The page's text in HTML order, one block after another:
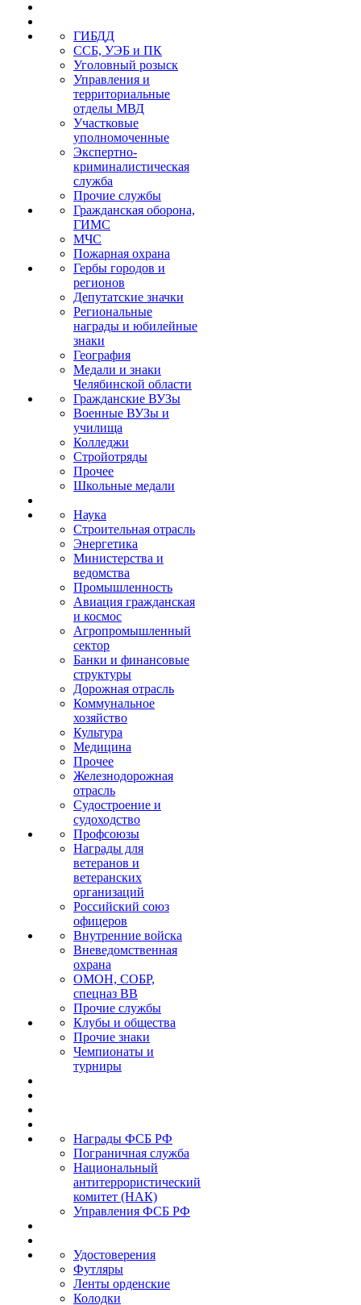
ГИБДД
ССБ, УЭБ и ПК
Уголовный розыск
Управления и
территориальные
отделы МВД
Участковые
уполномоченные
Экспертно-
криминалистическая
служба
Прочие службы
Гражданская оборона,
ГИМС
МЧС
Пожарная охрана
Гербы городов и
регионов
Депутатские значки
Региональные
награды и юбилейные
знаки
География
Медали и знаки
Челябинской области
Гражданские ВУЗы
Военные ВУЗы и
училища
Колледжи
Стройотряды
Прочее
Школьные медали
Наука
Строительная отрасль
Энергетика
Министерства и
ведомства
Промышленность
Авиация гражданская
и космос
Агропромышленный
сектор
Банки и финансовые
структуры
Дорожная отрасль
Коммунальное
хозяйство
Культура
Медицина
Прочее
Железнодорожная
отрасль
Судостроение и
судоходство
Профсоюзы
Награды для
ветеранов и
ветеранских
организаций
Российский союз
офицеров
Внутренние войска
Вневедомственная
охрана
ОМОН, СОБР,
спецназ ВВ
Прочие службы
Клубы и общества
Прочие знаки
Чемпионаты и
турниры
Награды ФСБ РФ
Пограничная служба
Национальный
антитеррористический
комитет (НАК)
Управления ФСБ РФ
Удостоверения
Футляры
Ленты орденские
Колодки